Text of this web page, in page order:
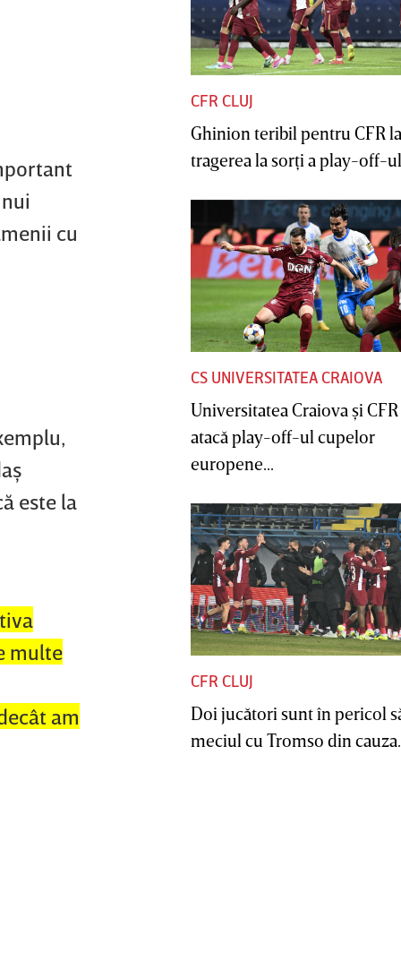
cu
este la
multe
am
CFR CLUJ
Ghinion teribil pentru CFR la
tragerea la sorţi a play-off-
CS UNIVERSITATEA CRAIOVA
Universitatea Craiova şi
atacă play-off-ul cupelor
europene...
CFR CLUJ
Doi jucători sunt în pericol
meciul cu Tromso din